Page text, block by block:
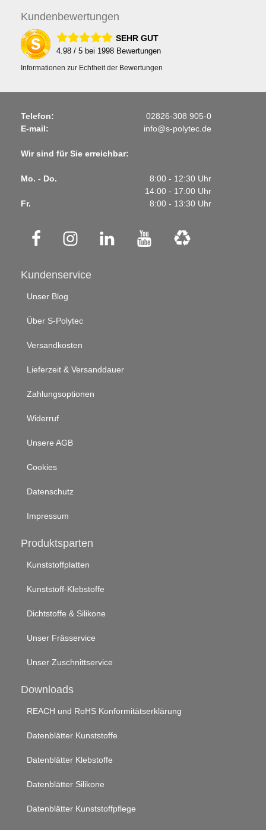
Kundenbewertungen
SEHR GUT
4.98 / 5 bei 1998 Bewertungen
Informationen zur Echtheit der Bewertungen
Telefon:
02826-308 905-0
E-mail:
info@s-polytec.de
Wir sind für Sie erreichbar:
Mo. - Do.
8:00 - 12:30 Uhr
14:00 - 17:00 Uhr
Fr.
8:00 - 13:30 Uhr
Kundenservice
Unser Blog
Über S-Polytec
Versandkosten
Lieferzeit & Versanddauer
Zahlungsoptionen
Widerruf
Unsere AGB
Cookies
Datenschutz
Impressum
Produktsparten
Kunststoffplatten
Kunststoff-Klebstoffe
Dichtstoffe & Silikone
Unser Frässervice
Unser Zuschnittservice
Downloads
REACH und RoHS Konformitätserklärung
Datenblätter Kunststoffe
Datenblätter Klebstoffe
Datenblätter Silikone
Datenblätter Kunststoffpflege